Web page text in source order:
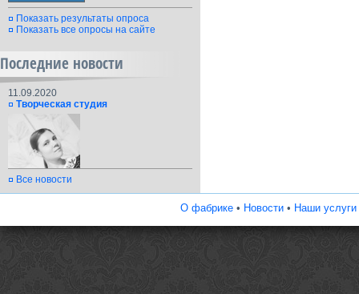
Показать результаты опроса
Показать все опросы на сайте
Последние новости
11.09.2020
Творческая студия
Все новости
О фабрике• Новости• Наши услуги